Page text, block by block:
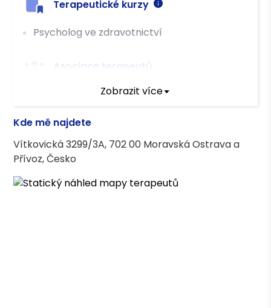
Terapeutické kurzy
Psycholog ve zdravotnictví
Asociace terapeutů
Česká asociace pro psychoterapii (ČAP)
Asociace klinických psychologů (AKP)
Vzdělání
Psychologie, Bc., PVŠPS
Zobrazit více
Kde mě najdete
Vítkovická 3299/3A, 702 00 Moravská Ostrava a
Přívoz, Česko